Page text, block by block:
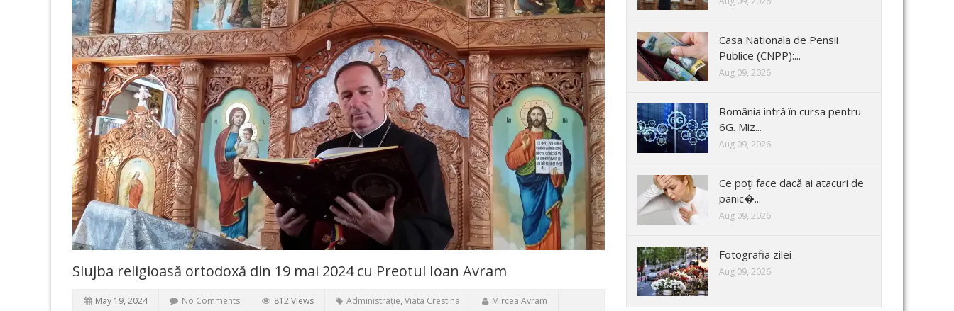
Slujba religioasă ortodoxă din 19 mai 2024 cu Preotul Ioan Avram
May 19, 2024 No Comments 812 Views Administrație, Viata Crestina Mircea Avram
Casa Nationala de Pensii
Publice (CNPP):...
Aug 09, 2026
România intră în cursa pentru
6G. Miz...
Aug 09, 2026
Ce poţi face dacă ai atacuri de
panic�...
Aug 09, 2026
Fotografia zilei
Aug 09, 2026